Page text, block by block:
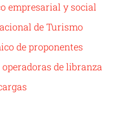
empresarial y social
de Turismo
de proponentes
de libranza